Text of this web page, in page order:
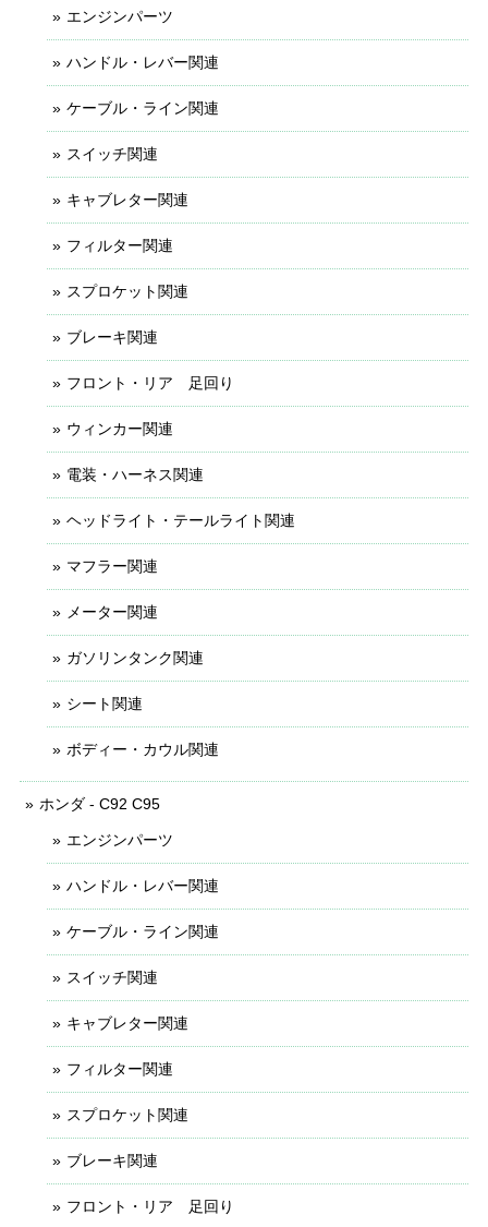
エンジンパーツ
ハンドル・レバー関連
ケーブル・ライン関連
スイッチ関連
キャブレター関連
フィルター関連
スプロケット関連
ブレーキ関連
フロント・リア 足回り
ウィンカー関連
電装・ハーネス関連
ヘッドライト・テールライト関連
マフラー関連
メーター関連
ガソリンタンク関連
シート関連
ボディー・カウル関連
ホンダ - C92 C95
エンジンパーツ
ハンドル・レバー関連
ケーブル・ライン関連
スイッチ関連
キャブレター関連
フィルター関連
スプロケット関連
ブレーキ関連
フロント・リア 足回り